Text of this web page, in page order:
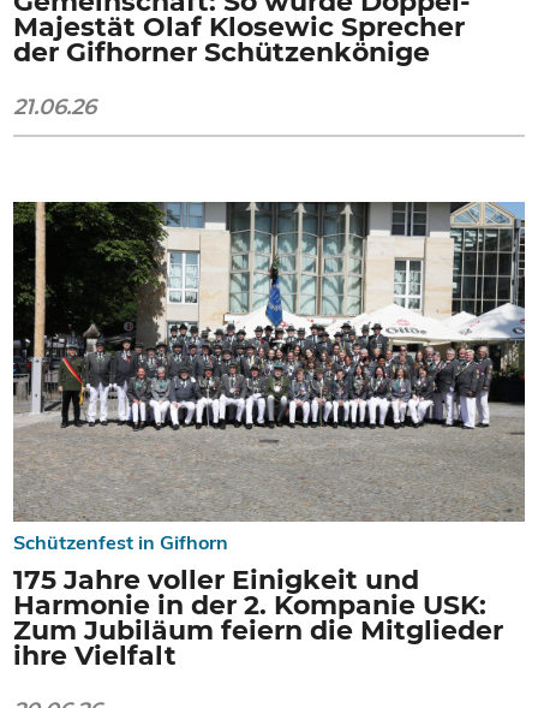
Majestät Olaf Klosewic Sprecher
der Gifhorner Schützenkönige
21.06.26
Schützenfest in Gifhorn
175 Jahre voller Einigkeit und
Harmonie in der 2. Kompanie USK:
Zum Jubiläum feiern die Mitglieder
ihre Vielfalt